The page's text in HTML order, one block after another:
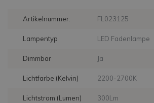
Artikelnummer: FL023125
Lampentyp LED Fadenlampe
Dimmbar Ja
Lichtfarbe (Kelvin) 2200-2700K
Lichtstrom (Lumen) 300Lm